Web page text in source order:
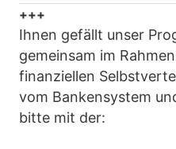
+++
Ihnen gefällt unser
gemeinsam im
finanziellen
vom Bankensystem
bitte mit der: